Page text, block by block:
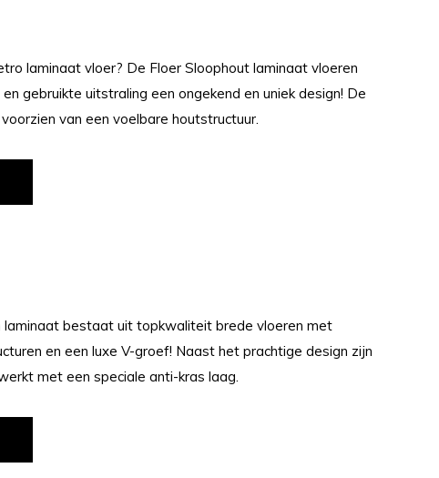
laminaat vloer? De Floer Sloophout laminaat vloeren
gebruikte uitstraling een ongekend en uniek design! De
van een voelbare houtstructuur.
laminaat bestaat uit topkwaliteit brede vloeren met
en een luxe V-groef! Naast het prachtige design zijn
met een speciale anti-kras laag.